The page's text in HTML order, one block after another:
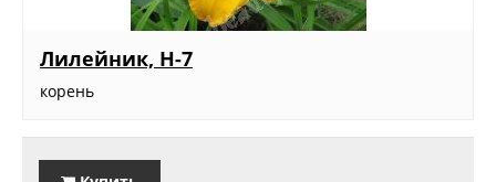
Лилейник, Н-7
корень